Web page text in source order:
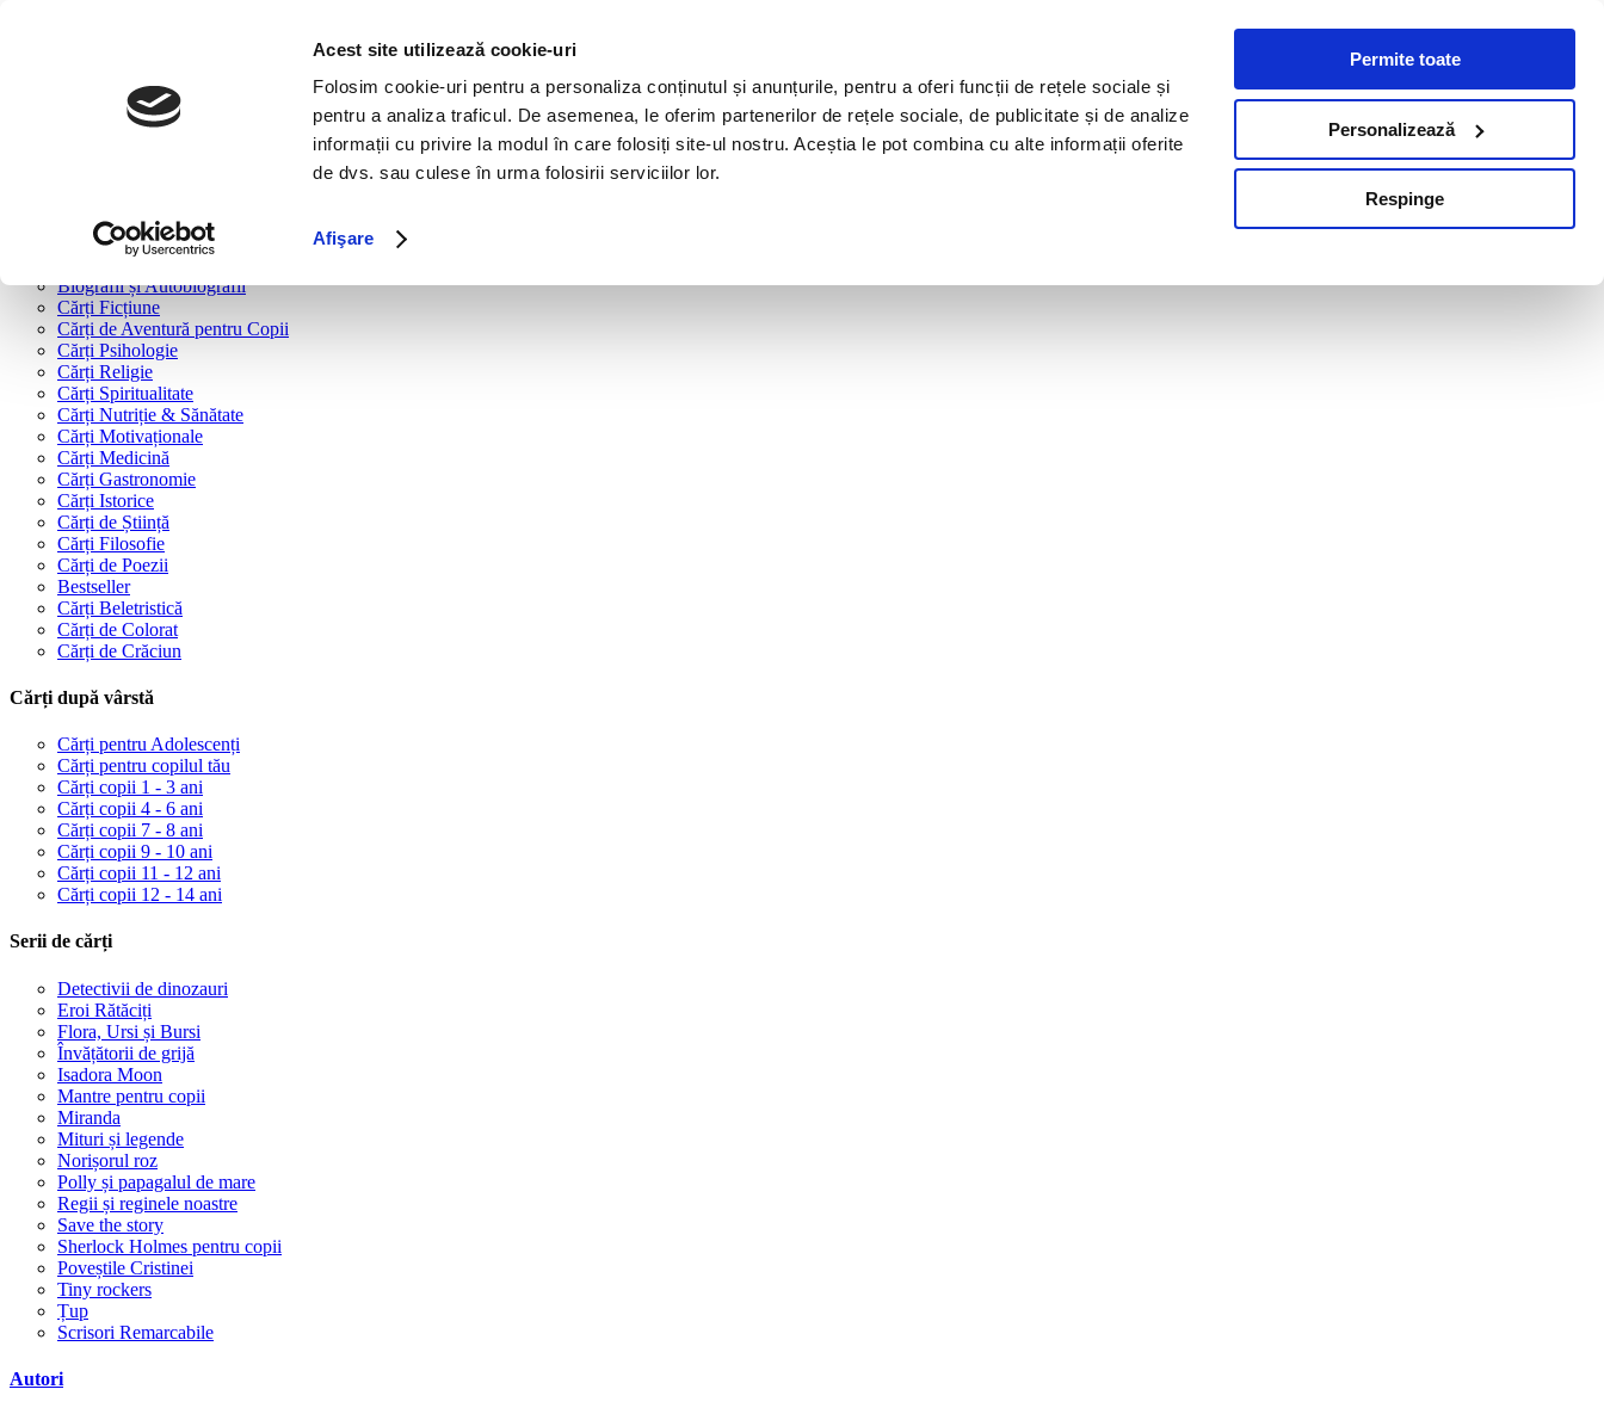
Acest site utilizează cookie-uri
Folosim cookie-uri pentru a personaliza conținutul și anunțurile, pentru a oferi funcții de rețele sociale și
pentru a analiza traficul. De asemenea, le oferim partenerilor de rețele sociale, de publicitate și de analize
informații cu privire la modul în care folosiți site-ul nostru. Aceștia le pot combina cu alte informații oferite
de dvs. sau culese în urma folosirii serviciilor lor.
Afişare
Permite toate
Personalizează
Respinge
Cărți după tipologie
Cărți Dezvoltare Personală
Cărți Familie & Cuplu
Biografii și Autobiografii
Cărți Ficțiune
Cărți de Aventură pentru Copii
Cărți Psihologie
Cărți Religie
Cărți Spiritualitate
Cărți Nutriție & Sănătate
Cărți Motivaționale
Cărți Medicină
Cărți Gastronomie
Cărți Istorice
Cărți de Știință
Cărți Filosofie
Cărți de Poezii
Bestseller
Cărți Beletristică
Cărți de Colorat
Cărți de Crăciun
Cărți după vârstă
Cărți pentru Adolescenți
Cărți pentru copilul tău
Cărți copii 1 - 3 ani
Cărți copii 4 - 6 ani
Cărți copii 7 - 8 ani
Cărți copii 9 - 10 ani
Cărți copii 11 - 12 ani
Cărți copii 12 - 14 ani
Serii de cărți
Detectivii de dinozauri
Eroi Rătăciți
Flora, Ursi și Bursi
Învățătorii de grijă
Isadora Moon
Mantre pentru copii
Miranda
Mituri și legende
Norișorul roz
Polly și papagalul de mare
Regii și reginele noastre
Save the story
Sherlock Holmes pentru copii
Poveștile Cristinei
Tiny rockers
Țup
Scrisori Remarcabile
Autori